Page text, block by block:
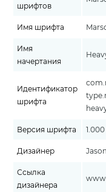
шрифтов
Имя шрифта
Имя
начертания
Идентификатор
шрифта
Версия шрифта 1.000
Дизайнер
Ссылка
дизайнера